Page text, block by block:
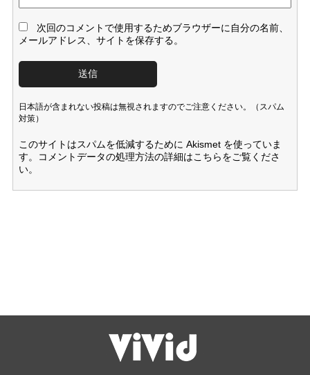
次回のコメントで使用するためブラウザーに自分の名前、
メールアドレス、サイトを保存する。
日本語が含まれない投稿は無視されますのでご注意ください。（スパム
対策）
このサイトはスパムを低減するために Akismet を使っていま
す。
コメントデータの処理方法の詳細はこちらをご覧くださ
い。